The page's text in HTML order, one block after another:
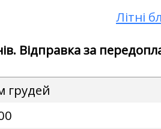
Літні
Відправка за
грудей